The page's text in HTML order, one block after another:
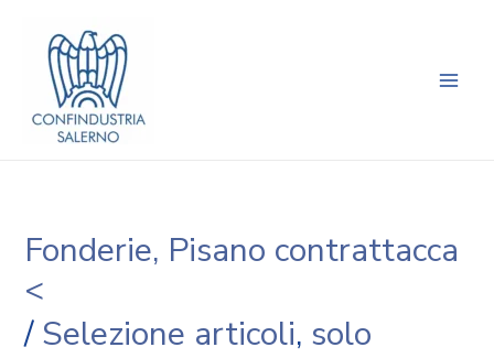
contenuto
Fonderie, Pisano contrattacca
<
/Selezione articoli, solo
articoli